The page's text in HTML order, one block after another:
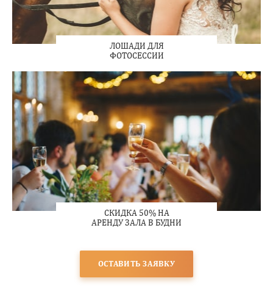
ЛОШАДИ ДЛЯ
ФОТОСЕССИИ
СКИДКА 50% НА
АРЕНДУ ЗАЛА В БУДНИ
ОСТАВИТЬ ЗАЯВКУ